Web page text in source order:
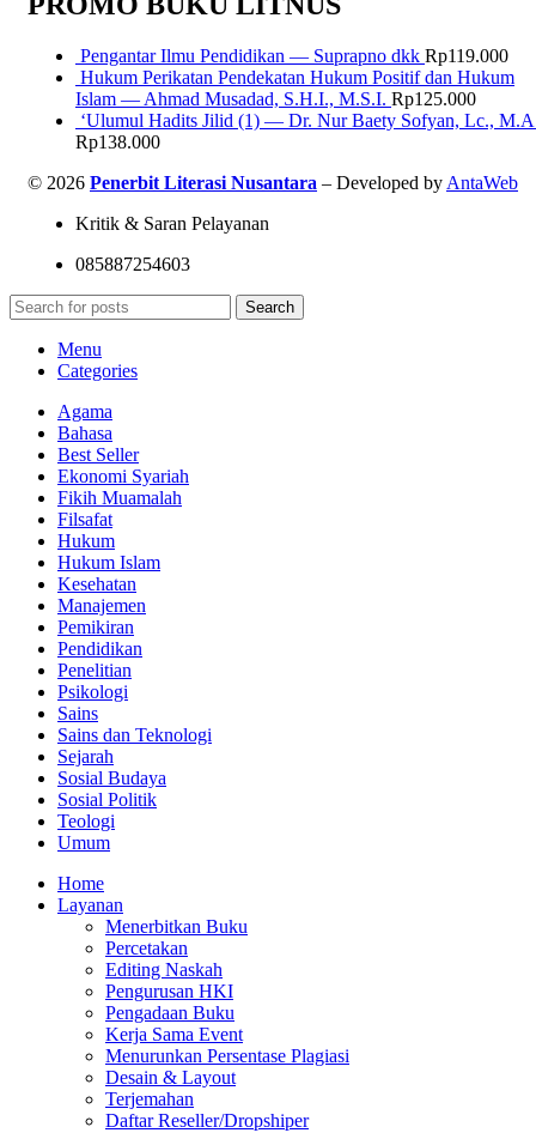
Pengantar Ilmu Pendidikan — Suprapno dkk Rp119.000
Hukum Perikatan Pendekatan Hukum Positif dan Hukum
Islam — Ahmad Musadad, S.H.I., M.S.I. Rp125.000
‘Ulumul Hadits Jilid (1) — Dr. Nur Baety Sofyan, Lc.,
Rp138.000
© 2026 Penerbit Literasi Nusantara – Developed by AntaWeb
Kritik & Saran Pelayanan
085887254603
Search
Menu
Categories
Agama
Bahasa
Best Seller
Ekonomi Syariah
Fikih Muamalah
Filsafat
Hukum
Hukum Islam
Kesehatan
Manajemen
Pemikiran
Pendidikan
Penelitian
Psikologi
Sains
Sains dan Teknologi
Sejarah
Sosial Budaya
Sosial Politik
Teologi
Umum
Home
Layanan
Menerbitkan Buku
Percetakan
Editing Naskah
Pengurusan HKI
Pengadaan Buku
Kerja Sama Event
Menurunkan Persentase Plagiasi
Desain & Layout
Terjemahan
Daftar Reseller/Dropshiper